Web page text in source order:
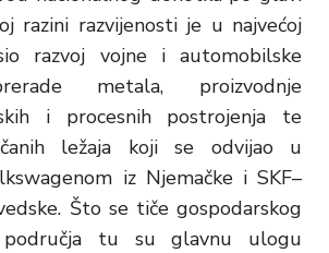
razini razvijenosti je u najvećoj
razvoj vojne i automobilske
metala, proizvodnje
i procesnih postrojenja te
ležaja koji se odvijao u
iz Njemačke i SKF–
Što se tiče gospodarskog
područja tu su glavnu ulogu